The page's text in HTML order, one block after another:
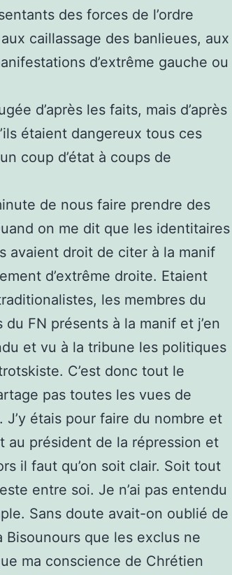
des forces de l’ordre
caillassage des banlieues, aux
d’extrême gauche ou
d’après les faits, mais d’après
étaient dangereux tous ces
coup d’état à coups de
de nous faire prendre des
on me dit que les identitaires
avaient droit de citer à la manif
d’extrême droite. Etaient
les membres du
FN présents à la manif et j’en
et vu à la tribune les politiques
C’est donc tout le
pas toutes les vues de
J’y étais pour faire du nombre et
au président de la répression et
il faut qu’on soit clair. Soit tout
entre soi. Je n’ai pas entendu
Sans doute avait-on oublié de
Bisounours que les exclus ne
ma conscience de Chrétien